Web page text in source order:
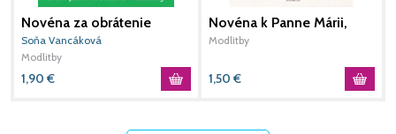
Novéna za obrátenie
blízkych k sv. Jánovi Mária
Vianney
Soňa Vancáková
Modlitby
1,90 €
Novéna k Panne Márii,
Rozväzovačke uzlov
Modlitby
1,50 €